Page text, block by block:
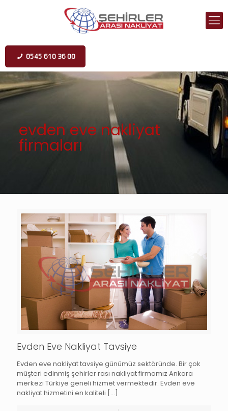
0545 610 36 00
evden eve nakliyat
firmaları
Evden Eve Nakliyat Tavsiye
Evden eve nakliyat tavsiye günümüz sektöründe. Bir çok
müşteri edinmiş şehirler rası nakliyat firmamız Ankara
merkezi Türkiye geneli hizmet vermektedir. Evden eve
nakliyat hizmetini en kaliteli […]